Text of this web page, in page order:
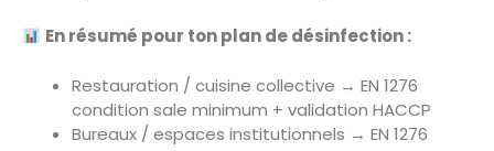
En résumé pour ton plan de désinfection :
Restauration / cuisine collective → EN 1276
condition sale minimum + validation HACCP
Bureaux / espaces institutionnels → EN 1276